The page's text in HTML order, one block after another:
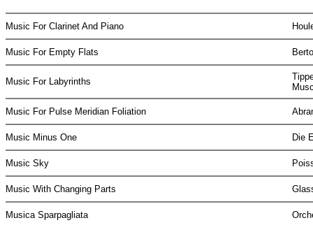
Music For Clarinet And Piano
Music For Empty Flats
Music For Labyrinths
Music For Pulse Meridian Foliation
Music Minus One Die
Music Sky
Music With Changing Parts
Musica Sparpagliata